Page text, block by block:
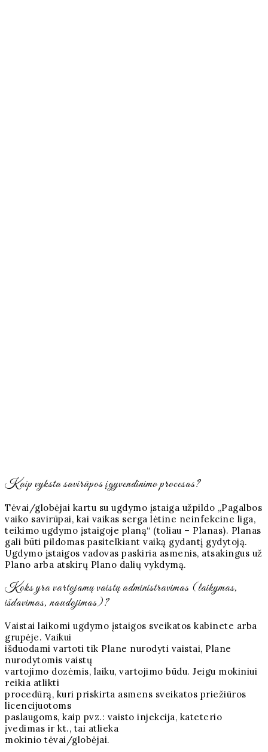
Kaip vyksta savirūpos įgyvendinimo procesas?
Tėvai/globėjai kartu su ugdymo įstaiga užpildo „Pagalbos
vaiko savirūpai, kai vaikas serga lėtine neinfekcine liga,
teikimo ugdymo įstaigoje planą“ (toliau – Planas). Planas
gali būti pildomas pasitelkiant vaiką gydantį gydytoją.
Ugdymo įstaigos vadovas paskiria asmenis, atsakingus už
Plano arba atskirų Plano dalių vykdymą.
Koks yra vartojamų vaistų administravimas (laikymas,
išdavimas, naudojimas)?
Vaistai laikomi ugdymo įstaigos sveikatos kabinete arba
grupėje. Vaikui
išduodami vartoti tik Plane nurodyti vaistai, Plane
nurodytomis vaistų
vartojimo dozėmis, laiku, vartojimo būdu. Jeigu mokiniui
reikia atlikti
procedūrą, kuri priskirta asmens sveikatos priežiūros
licencijuotoms
paslaugoms, kaip pvz.: vaisto injekcija, kateterio
įvedimas ir kt., tai atlieka
mokinio tėvai/globėjai.